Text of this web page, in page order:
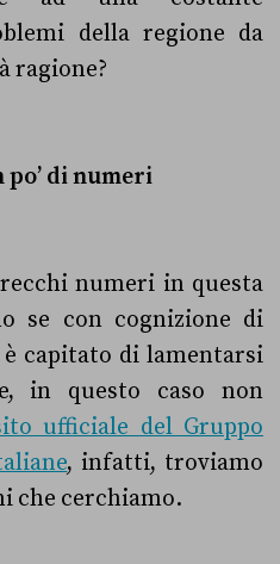
della regione da
ragione?
di numeri
numeri in questa
se con cognizione di
capitato di lamentarsi
in questo caso non
ufficiale del Gruppo
, infatti, troviamo
che cerchiamo.